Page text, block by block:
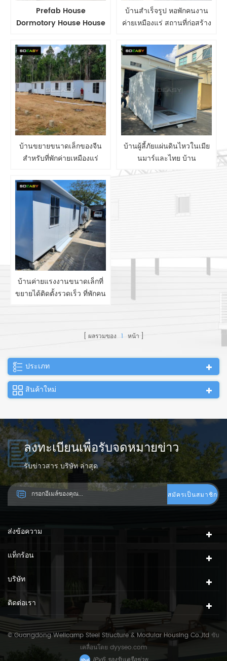
Prefab House
Dormotory House House
Camp โครงการแรงงาน
ค่ายแรงงาน
บ้านสำเร็จรูป หอพักคนงาน
ค่ายเหมืองแร่ สถานที่ก่อสร้าง
บ้านขยายขนาดเล็กของจีน
สำหรับที่พักค่ายเหมืองแร่
ไซต์ก่อสร้าง
บ้านผู้ลี้ภัยแผ่นดินไหวในเมีย
นมาร์และไทย บ้าน
คอนเทนเนอร์แบบพับได้และ
บ้านค่ายแรงงานขนาดเล็กที่
ขยายได้ติดตั้งรวดเร็ว ที่พักคน
ผลรวมของ 1 หน้า
ประเภท
สินค้าใหม่
ลงทะเบียนเพื่อรับจดหมายข่าว
รับข่าวสาร บริษัท ล่าสุด
ส่งข้อความ
แท็กร้อน
บริษัท
ติดต่อเรา
© Guangdong Wellcamp Steel Structure & Modular Housing Co.,ltd ขับ
เคลื่อนโดย dyyseo.com